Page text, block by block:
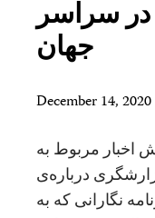
در سراسر
جهان
December 14,
اخبار مربوط به
گزارشگری درباره‌‌ی
نگارانی که به